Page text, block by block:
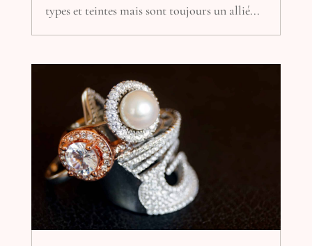
types et teintes mais sont toujours un allié...